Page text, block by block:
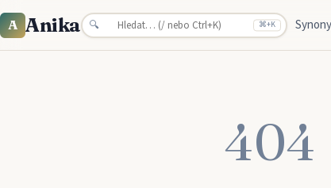
A Anika 🔍 ⌘+K
404